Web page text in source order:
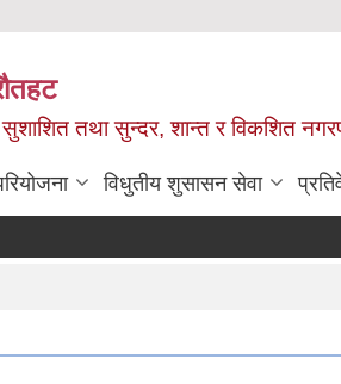
तथा सुन्दर, शान्त र विकशित
विधुतीय शुसासन सेवा